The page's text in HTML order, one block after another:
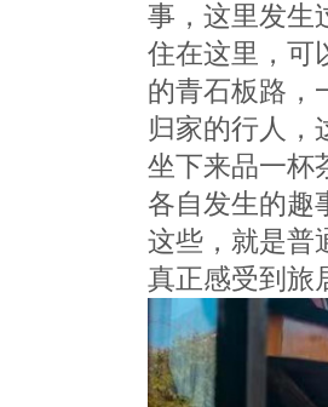
事，这里发生
住在这里，可
的青石板路，
归家的行人，
坐下来品一杯
各自发生的趣
这些，就是普
真正感受到旅